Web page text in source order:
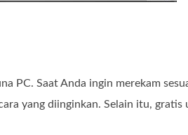
PC. Saat Anda ingin merekam
yang diinginkan. Selain itu, gratis